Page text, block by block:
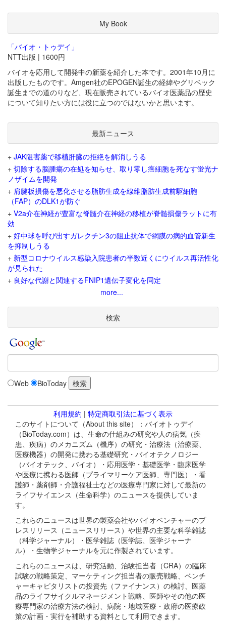
My Book
「バイオ・トゥデイ」
NTT出版 | 1600円
バイオを応用して開発中の新薬を紹介した本です。2001年10月に
出版したものです。Amgen社のEPOGEN誕生の経緯やグリベック
誕生までの道のりなど、現在販売されているバイオ医薬品の歴史
について知りたい方には役に立つのではないかと思います。
最新ニュース
+ JAK阻害薬で移植肝臓の拒絶を解消しうる
+ 切除する脳腫瘍の在処を知らせ、取り零し癌細胞を死なす蛍光ナ
ノザイムを開発
+ 肩腱板損傷を悪化させる脂肪生成を線維脂肪生成前駆細胞
（FAP）のDLK1が防ぐ
+ V2a介在神経が豊富な脊髄介在神経の移植が脊髄損傷ラットに有
効
+ 好中球を呼び出すガレクチン3の阻止抗体で網膜の病的血管新生
を抑制しうる
+ 新型コロナウイルス感染入院患者の半数近くにウイルス再活性化
が見られた
+ 良好な代謝と関連するFNIP1遺伝子変化を同定
more...
検索
Web BioToday
利用規約 | 特定商取引法に基づく表示
このサイトについて（About this site）：バイオトゥデイ
（BioToday.com）は、生命の仕組みの研究や人の病気（疾
患、疾病）のメカニズム（機序）の研究・治療法（治療薬、
医療機器）の開発に携わる基礎研究・バイオテクノロジー
（バイオテック、バイオ）・応用医学・基礎医学・臨床医学
や医療に携わる医師（プライマリーケア医師、専門医）・看
護師・薬剤師・介護福祉士などの医療専門家に対して最新の
ライフサイエンス（生命科学）のニュースを提供していま
す。
これらのニュースは世界の製薬会社やバイオベンチャーのプ
レスリリース（ニュースリリース）や世界の主要な科学雑誌
（科学ジャーナル）・医学雑誌（医学誌、医学ジャーナ
ル）・生物学ジャーナルを元に作製されています。
これらのニュースは、研究活動、治験担当者（CRA）の臨床
試験の戦略策定、マーケティング担当者の販売戦略、ベンチ
ャーキャピタリストの投資先（ファイナンス）の検討、医薬
品のライフサイクルマネージメント戦略、医師やその他の医
療専門家の治療方法の検討、病院・地域医療・政府の医療政
策の計画・実行を補助する資料として利用できます。